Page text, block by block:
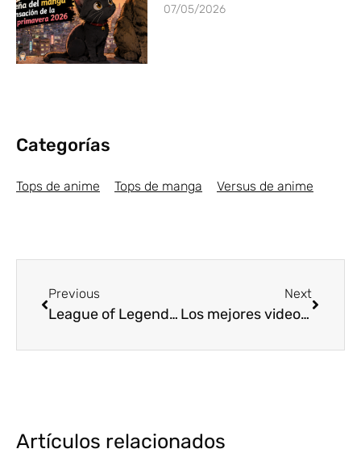
07/05/2026
Categorías
Tops de anime Tops de manga Versus de anime
Previous
League of Legends: Wild Rift, el videojuego para móviles más esperado de 2020
Next
Los mejores videojuegos de noviembre 2020 [Top 5]
Artículos relacionados